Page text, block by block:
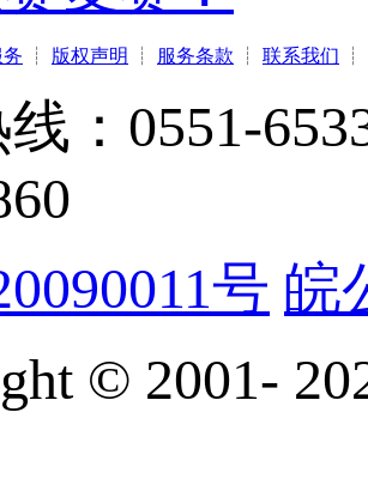
┊ 版权声明 ┊ 服务条款 ┊ 联系我们 ┊
：0551-
号 皖
© 2001-